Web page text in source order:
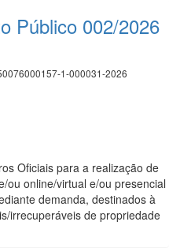
Público 002/2026
1-000031-2026
Oficiais para a realização de
ou online/virtual e/ou presencial
demanda, destinados à
irrecuperáveis de propriedade